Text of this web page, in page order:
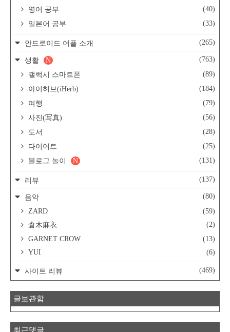
영어 공부
(40)
일본어 공부
(33)
안드로이드 어플 소개 (265)
생활 (763)
N
갤럭시 스마트폰
(89)
아이허브(iHerb)
(184)
여행
(79)
사진(写真)
(56)
도서
(28)
다이어트
(25)
블로그 놀이
(131)
N
리뷰 (137)
음악
(80)
ZARD
(59)
倉木麻衣
(2)
GARNET CROW
(13)
YUI
(6)
사이트 리뷰 (469)
글보관함
최근댓글